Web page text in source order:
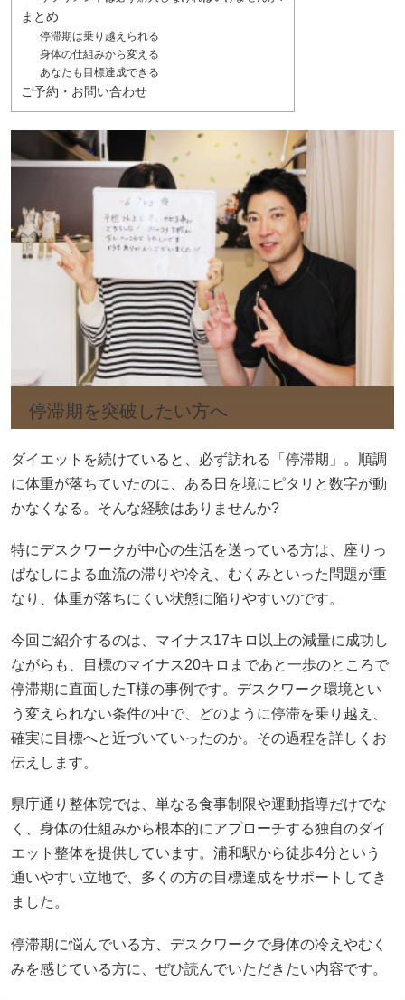
まとめ
停滞期は乗り越えられる
身体の仕組みから変える
あなたも目標達成できる
ご予約・お問い合わせ
停滞期を突破したい方へ
ダイエットを続けていると、必ず訪れる「停滞期」。順調
に体重が落ちていたのに、ある日を境にピタリと数字が動
かなくなる。そんな経験はありませんか?
特にデスクワークが中心の生活を送っている方は、座りっ
ぱなしによる血流の滞りや冷え、むくみといった問題が重
なり、体重が落ちにくい状態に陥りやすいのです。
今回ご紹介するのは、マイナス17キロ以上の減量に成功し
ながらも、目標のマイナス20キロまであと一歩のところで
停滞期に直面したT様の事例です。デスクワーク環境とい
う変えられない条件の中で、どのように停滞を乗り越え、
確実に目標へと近づいていったのか。その過程を詳しくお
伝えします。
県庁通り整体院では、単なる食事制限や運動指導だけでな
く、身体の仕組みから根本的にアプローチする独自のダイ
エット整体を提供しています。浦和駅から徒歩4分という
通いやすい立地で、多くの方の目標達成をサポートしてき
ました。
停滞期に悩んでいる方、デスクワークで身体の冷えやむく
みを感じている方に、ぜひ読んでいただきたい内容です。